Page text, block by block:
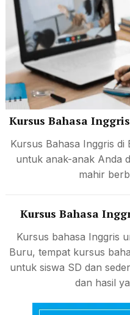
Kursus Bahasa
Kursus Bahasa Inggris
untuk anak-anak Anda
mahir
Kursus Bahasa
Kursus bahasa Inggris
Buru, tempat kursus
untuk siswa SD dan
dan hasil